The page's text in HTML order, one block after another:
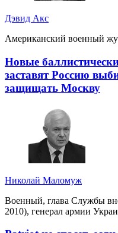
Дэвид Акс
Американский военный
Новые
заставят Россию
защищать Москву
Николай Маломуж
Военный, глава Службы
2010), генерал армии